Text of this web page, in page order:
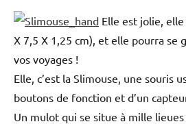
Elle est jolie,
X 7,5 X 1,25 cm), et elle pourra se
vos voyages !
Elle, c’est la Slimouse, une souris
boutons de fonction et d’un
Un mulot qui se situe à mille